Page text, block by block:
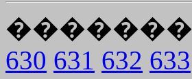
630 631 632 633